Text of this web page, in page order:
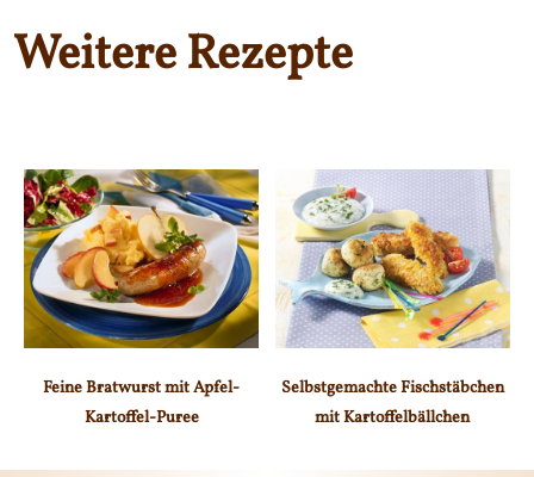
Weitere Rezepte
Feine Bratwurst mit Apfel-
Kartoffel-Puree
Selbstgemachte Fischstäbchen
mit Kartoffelbällchen